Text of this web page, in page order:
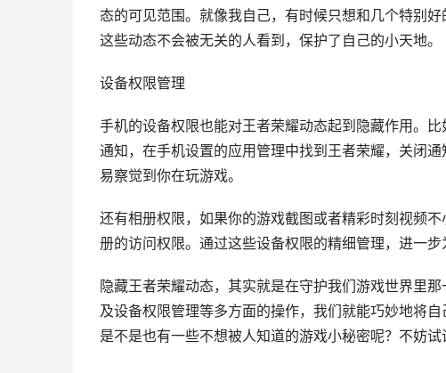
态的可见范围。就像我自己，有时候只想和几个特别
这些动态不会被无关的人看到，保护了自己的小天地。
设备权限管理
手机的设备权限也能对王者荣耀动态起到隐藏作用。
通知，在手机设置的应用管理中找到王者荣耀，关闭
易察觉到你在玩游戏。
还有相册权限，如果你的游戏截图或者精彩时刻视频
册的访问权限。通过这些设备权限的精细管理，进一步
隐藏王者荣耀动态，其实就是在守护我们游戏世界里
及设备权限管理等多方面的操作，我们就能巧妙地将
是不是也有一些不想被人知道的游戏小秘密呢？不妨